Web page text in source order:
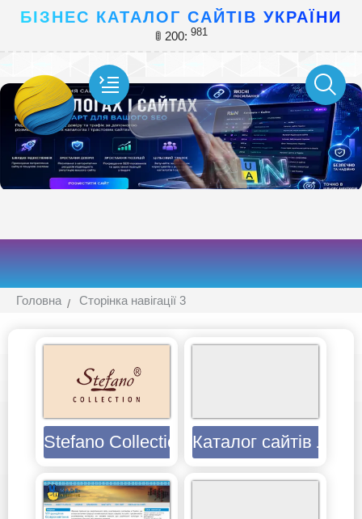
БІЗНЕС КАТАЛОГ САЙТІВ УКРАЇНИ
🚦 200: 981
Головна Сторінка навігації 3
Stefano Collection Каталог сайтів